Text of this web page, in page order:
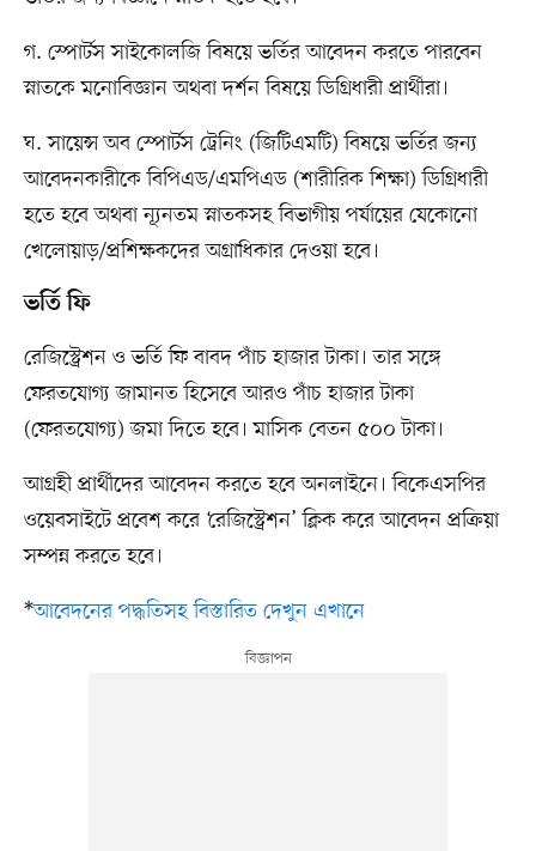
গ. স্পোর্টস সাইকোলজি বিষয়ে ভর্তির আবেদন করতে পারবেন
স্নাতকে মনোবিজ্ঞান অথবা দর্শন বিষয়ে ডিগ্রিধারী প্রার্থীরা।
ঘ. সায়েন্স অব স্পোর্টস ট্রেনিং (জিটিএমটি) বিষয়ে ভর্তির জন্য
আবেদনকারীকে বিপিএড/এমপিএড (শারীরিক শিক্ষা) ডিগ্রিধারী
হতে হবে অথবা ন্যূনতম স্নাতকসহ বিভাগীয় পর্যায়ের যেকোনো
খেলোয়াড়/প্রশিক্ষকদের অগ্রাধিকার দেওয়া হবে।
ভর্তি ফি
রেজিস্ট্রেশন ও ভর্তি ফি বাবদ পাঁচ হাজার টাকা। তার সঙ্গে
ফেরতযোগ্য জামানত হিসেবে আরও পাঁচ হাজার টাকা
(ফেরতযোগ্য) জমা দিতে হবে। মাসিক বেতন ৫০০ টাকা।
আগ্রহী প্রার্থীদের আবেদন করতে হবে অনলাইনে। বিকেএসপির
ওয়েবসাইটে প্রবেশ করে ‘রেজিস্ট্রেশন’ ক্লিক করে আবেদন প্রক্রিয়া
সম্পন্ন করতে হবে।
*আবেদনের পদ্ধতিসহ বিস্তারিত দেখুন এখানে